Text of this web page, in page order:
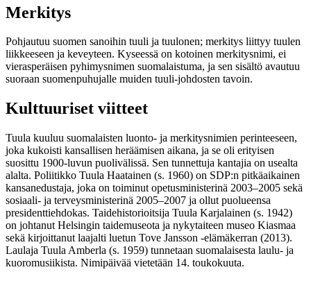
Merkitys
Pohjautuu suomen sanoihin tuuli ja tuulonen; merkitys liittyy tuulen
liikkeeseen ja keveyteen. Kyseessä on kotoinen merkitysnimi, ei
vierasperäisen pyhimysnimen suomalaistuma, ja sen sisältö avautuu
suoraan suomenpuhujalle muiden tuuli-johdosten tavoin.
Kulttuuriset viitteet
Tuula kuuluu suomalaisten luonto- ja merkitysnimien perinteeseen,
joka kukoisti kansallisen heräämisen aikana, ja se oli erityisen
suosittu 1900-luvun puolivälissä. Sen tunnettuja kantajia on usealta
alalta. Poliitikko Tuula Haatainen (s. 1960) on SDP:n pitkäaikainen
kansanedustaja, joka on toiminut opetusministerinä 2003–2005 sekä
sosiaali- ja terveysministerinä 2005–2007 ja ollut puolueensa
presidenttiehdokas. Taidehistorioitsija Tuula Karjalainen (s. 1942)
on johtanut Helsingin taidemuseota ja nykytaiteen museo Kiasmaa
sekä kirjoittanut laajalti luetun Tove Jansson -elämäkerran (2013).
Laulaja Tuula Amberla (s. 1959) tunnetaan suomalaisesta laulu- ja
kuoromusiikista. Nimipäivää vietetään 14. toukokuuta.